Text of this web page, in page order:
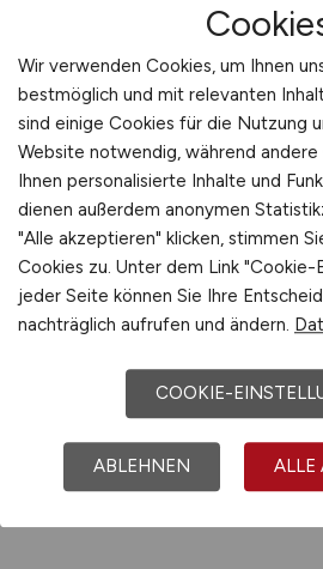
Jobs bei Wohn +
Münster GmbH
Jobs bei WOLFF &
und Industriebau
Jobs bei Wurm
GmbH & Co. KG
Wir verwenden Cookies, um Ihnen
bestmöglich und mit relevanten
sind einige Cookies für die Nutzung
Website notwendig, während
Ihnen personalisierte Inhalte und
dienen außerdem anonymen
"Alle akzeptieren" klicken, stimmen
Cookies zu. Unter dem Link "Cookie-
jeder Seite können Sie Ihre
nachträglich aufrufen und ändern.
COOKIE-
ABLEHNEN ALLE